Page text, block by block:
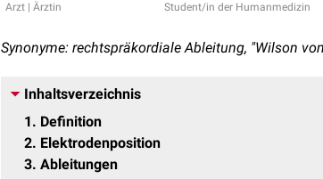
Arzt | Ärztin Student/in der Humanmedizin
Synonyme: rechtspräkordiale Ableitung, "Wilson
Inhaltsverzeichnis
1
Definition
2 Elektrodenposition
3 Ableitungen